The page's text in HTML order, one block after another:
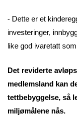
- Dette er et
investeringer,
like god ivaretatt
Det reviderte
medlemsland kan
tettbebyggelse, så
miljømålene nås.